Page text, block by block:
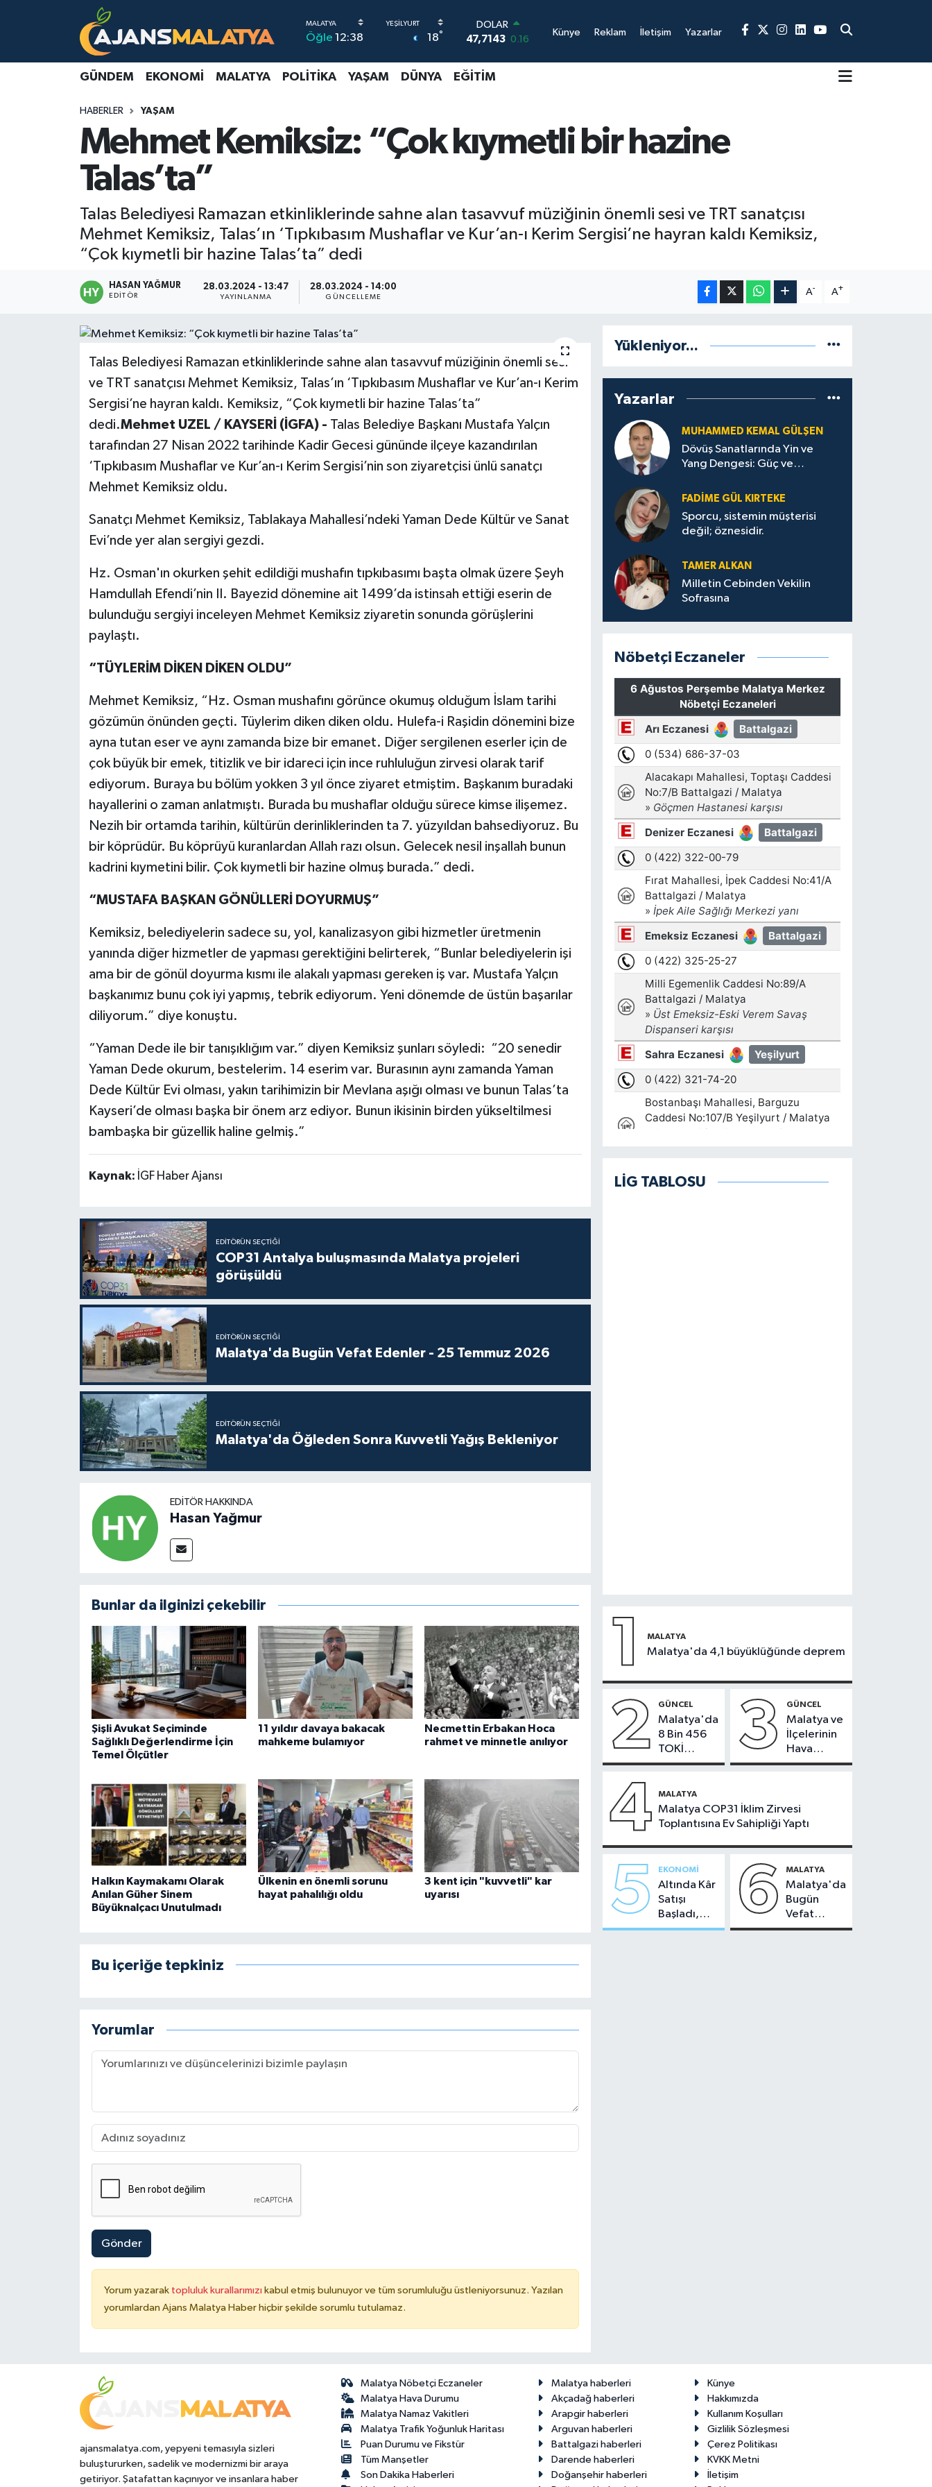
Öğle 12:38 18°
EURO
55,0317
-0.02
64,2463
GRAM ALTIN
BITCOIN
64.225,61
-0.63
Künye Reklam İletişim Yazarlar
GÜNDEM EKONOMI MALATYA POLITIKA YAŞAM DÜNYA EĞITIM
HABERLER YAŞAM
Mehmet Kemiksiz: “Çok kıymetli bir hazine
Talas’ta”
Talas Belediyesi Ramazan etkinliklerinde sahne alan tasavvuf müziğinin önemli sesi ve TRT sanatçısı
Mehmet Kemiksiz, Talas’ın ‘Tıpkıbasım Mushaflar ve Kur’an-ı Kerim Sergisi’ne hayran kaldı Kemiksiz,
“Çok kıymetli bir hazine Talas’ta” dedi
HASAN YAĞMUR
EDITÖR
28.03.2024 - 13:47
YAYINLANMA
28.03.2024 - 14:00
GÜNCELLEME
A- A+
Talas Belediyesi Ramazan etkinliklerinde sahne alan tasavvuf müziğinin önemli sesi
ve TRT sanatçısı Mehmet Kemiksiz, Talas’ın ‘Tıpkıbasım Mushaflar ve Kur’an-ı Kerim
Sergisi’ne hayran kaldı. Kemiksiz, “Çok kıymetli bir hazine Talas’ta”
dedi.Mehmet UZEL / KAYSERİ (İGFA) - Talas Belediye Başkanı Mustafa Yalçın
tarafından 27 Nisan 2022 tarihinde Kadir Gecesi gününde ilçeye kazandırılan
‘Tıpkıbasım Mushaflar ve Kur’an-ı Kerim Sergisi’nin son ziyaretçisi ünlü sanatçı
Mehmet Kemiksiz oldu.
Sanatçı Mehmet Kemiksiz, Tablakaya Mahallesi’ndeki Yaman Dede Kültür ve Sanat
Evi’nde yer alan sergiyi gezdi.
Hz. Osman'ın okurken şehit edildiği mushafın tıpkıbasımı başta olmak üzere Şeyh
Hamdullah Efendi’nin II. Bayezid dönemine ait 1499’da istinsah ettiği eserin de
bulunduğu sergiyi inceleyen Mehmet Kemiksiz ziyaretin sonunda görüşlerini
paylaştı.
“TÜYLERİM DİKEN DİKEN OLDU”
Mehmet Kemiksiz, “Hz. Osman mushafını görünce okumuş olduğum İslam tarihi
gözümün önünden geçti. Tüylerim diken diken oldu. Hulefa-i Raşidin dönemini bize
ayna tutan eser ve aynı zamanda bize bir emanet. Diğer sergilenen eserler için de
çok büyük bir emek, titizlik ve bir idareci için ince ruhluluğun zirvesi olarak tarif
ediyorum. Buraya bu bölüm yokken 3 yıl önce ziyaret etmiştim. Başkanım buradaki
hayallerini o zaman anlatmıştı. Burada bu mushaflar olduğu sürece kimse ilişemez.
Nezih bir ortamda tarihin, kültürün derinliklerinden ta 7. yüzyıldan bahsediyoruz. Bu
bir köprüdür. Bu köprüyü kuranlardan Allah razı olsun. Gelecek nesil inşallah bunun
kadrini kıymetini bilir. Çok kıymetli bir hazine olmuş burada.” dedi.
“MUSTAFA BAŞKAN GÖNÜLLERİ DOYURMUŞ”
Kemiksiz, belediyelerin sadece su, yol, kanalizasyon gibi hizmetler üretmenin
yanında diğer hizmetler de yapması gerektiğini belirterek, “Bunlar belediyelerin işi
ama bir de gönül doyurma kısmı ile alakalı yapması gereken iş var. Mustafa Yalçın
başkanımız bunu çok iyi yapmış, tebrik ediyorum. Yeni dönemde de üstün başarılar
diliyorum.” diye konuştu.
“Yaman Dede ile bir tanışıklığım var.” diyen Kemiksiz şunları söyledi: “20 senedir
Yaman Dede okurum, bestelerim. 14 eserim var. Burasının aynı zamanda Yaman
Dede Kültür Evi olması, yakın tarihimizin bir Mevlana aşığı olması ve bunun Talas’ta
Kayseri’de olması başka bir önem arz ediyor. Bunun ikisinin birden yükseltilmesi
bambaşka bir güzellik haline gelmiş.”
Kaynak: İGF Haber Ajansı
EDITÖRÜN SEÇTIĞI
COP31 Antalya buluşmasında Malatya projeleri
görüşüldü
EDITÖRÜN SEÇTIĞI
Malatya'da Bugün Vefat Edenler - 25 Temmuz 2026
EDITÖRÜN SEÇTIĞI
Malatya'da Öğleden Sonra Kuvvetli Yağış Bekleniyor
EDITÖR HAKKINDA
Hasan Yağmur
Bunlar da ilginizi çekebilir
Şişli Avukat Seçiminde
Sağlıklı Değerlendirme İçin
Temel Ölçütler
11 yıldır davaya bakacak
mahkeme bulamıyor
Necmettin Erbakan Hoca
rahmet ve minnetle anılıyor
Halkın Kaymakamı Olarak
Anılan Güher Sinem
Büyüknalçacı Unutulmadı
Ülkenin en önemli sorunu
hayat pahalılığı oldu
3 kent için "kuvvetli" kar
uyarısı
Bu içeriğe tepkiniz
Yorumlar
Gönder
Yorum yazarak topluluk kurallarımızı kabul etmiş bulunuyor ve tüm sorumluluğu üstleniyorsunuz. Yazılan
yorumlardan Ajans Malatya Haber hiçbir şekilde sorumlu tutulamaz.
Yükleniyor...
Yazarlar
MUHAMMED KEMAL GÜLŞEN
Dövüş Sanatlarında Yin ve
Yang Dengesi: Güç ve
FADIME GÜL KIRTEKE
Sporcu, sistemin müşterisi
değil; öznesidir.
TAMER ALKAN
Milletin Cebinden Vekilin
Sofrasına
Nöbetçi Eczaneler
LİG TABLOSU
1 MALATYA
Malatya'da 4,1 büyüklüğünde deprem
2 GÜNCEL
Malatya'da
8 Bin 456
TOKİ
Konutunun
Bugün
Çekiliyor
3 GÜNCEL
Malatya ve
İlçelerinin
Hava
Durumu -
2026
4 MALATYA
Malatya COP31 İklim Zirvesi
Toplantısına Ev Sahipliği Yaptı
5 EKONOMI
Altında Kâr
Satışı
Başladı,
Malatya'da
6 MALATYA
Malatya'da
Bugün
Vefat
Edenler -
ajansmalatya.com, yepyeni temasıyla sizleri
buluştururken, sadelik ve modernizmi bir araya
getiriyor. Şatafattan kaçınıyor ve insanlara haber
Malatya Nöbetçi Eczaneler
Malatya Hava Durumu
Malatya Namaz Vakitleri
Malatya Trafik Yoğunluk Haritası
Puan Durumu ve Fikstür
Tüm Manşetler
Son Dakika Haberleri
Malatya haberleri
Künye
Akçadağ haberleri
Hakkımızda
Arapgir haberleri
Kullanım Koşulları
Arguvan haberleri
Gizlilik Sözleşmesi
Battalgazi haberleri
Çerez Politikası
Darende haberleri
KVKK Metni
Doğanşehir haberleri
İletişim
Gündem
Kültür & Sanat
Magazin
Politika
Teknoloji
Malatya Nöbetçi Eczaneler
TFF 3.Lig 2.Grup Puan Durumu ve Fikstür
Tüm Manşetler
Son Dakika Haberleri
Haber Arşivi